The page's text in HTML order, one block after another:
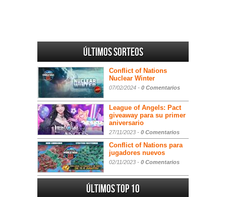
Últimos sorteos
Conflict of Nations
Nuclear Winter
07/02/2024 - 0 Comentarios
League of Angels: Pact
giveaway para su primer
aniversario
27/11/2023 - 0 Comentarios
Conflict of Nations para
jugadores nuevos
02/11/2023 - 0 Comentarios
Últimos Top 10